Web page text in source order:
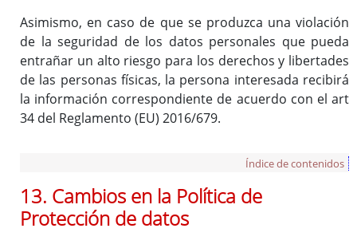
Asimismo, en caso de que se produzca una violación
de la seguridad de los datos personales que pueda
entrañar un alto riesgo para los derechos y libertades
de las personas físicas, la persona interesada recibirá
la información correspondiente de acuerdo con el art
34 del Reglamento (EU) 2016/679.
Índice de contenidos
13. Cambios en la Política de
Protección de datos